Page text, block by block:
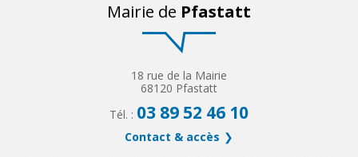
Mairie de Pfastatt
18 rue de la Mairie
68120 Pfastatt
Tél. : 03 89 52 46 10
Contact & accès